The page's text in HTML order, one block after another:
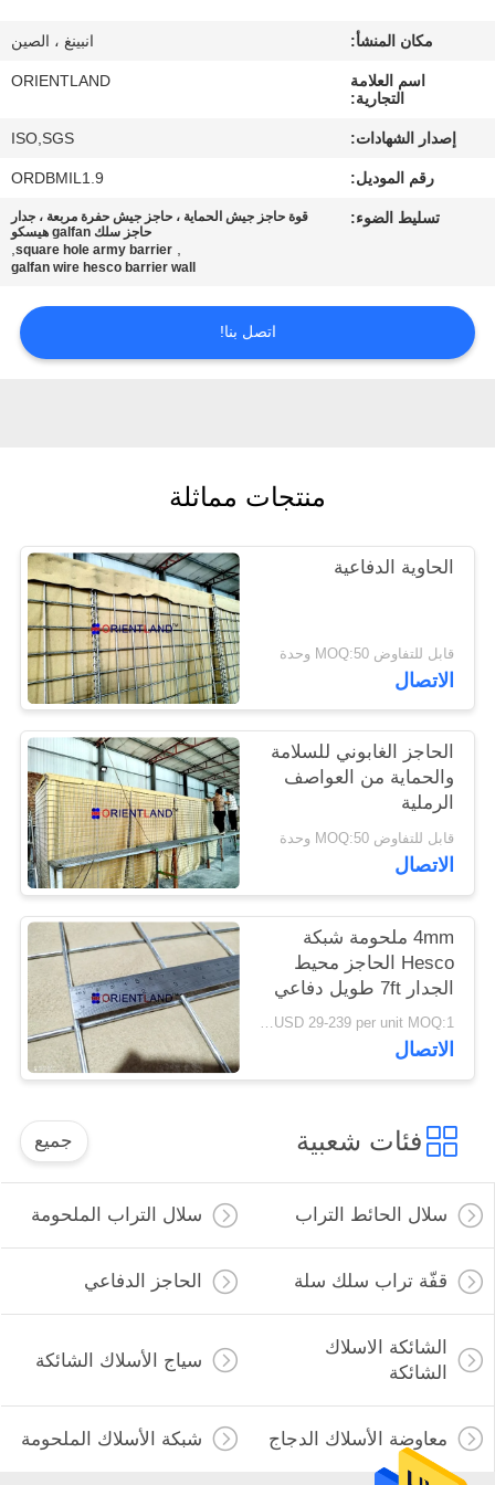
مراقبة
الجودة
اطلب
PRIVACY
مكان المنشأ: انبينغ ، الصين
اسم العلامة
التجارية:
ORIENTLAND
إصدار الشهادات: ISO,SGS
رقم الموديل: ORDBMIL1.9
تسليط الضوء:
قوة حاجز جيش الحماية ، حاجز جيش حفرة مربعة ، جدار
حاجز سلك galfan هيسكو
,
square hole army barrier
,
galfan wire hesco barrier wall
اتصل بنا!
منتجات مماثلة
الحاوية الدفاعية
قابل للتفاوض MOQ:50 وحدة
الاتصال
الحاجز الغابوني للسلامة
والحماية من العواصف
الرملية
قابل للتفاوض MOQ:50 وحدة
الاتصال
4mm ملحومة شبكة
Hesco الحاجز محيط
الجدار 7ft طويل دفاعي
USD 29-239 per unit MOQ:1 وحدة
الاتصال
فئات شعبية جميع
سلال الحائط التراب سلال التراب الملحومة
قفّة تراب سلك سلة الحاجز الدفاعي
الشائكة الاسلاك
الشائكة
سياج الأسلاك الشائكة
معاوضة الأسلاك الدجاج شبكة الأسلاك الملحومة